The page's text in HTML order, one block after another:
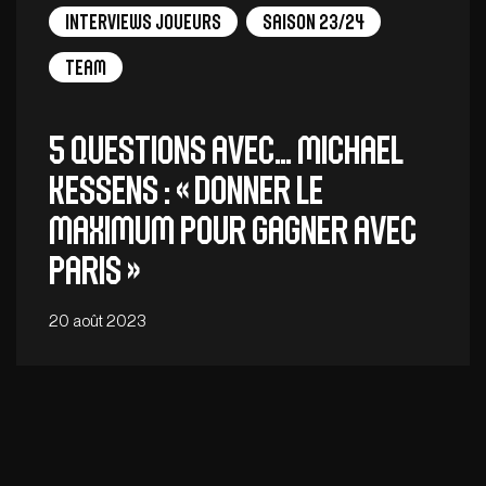
Interviews Joueurs Saison 23/24
Team
5 QUESTIONS AVEC… MICHAEL
KESSENS : « Donner le
maximum pour gagner avec
Paris »
20 août 2023